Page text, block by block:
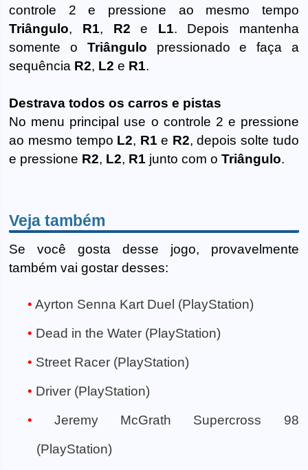
controle 2 e pressione ao mesmo tempo
Triângulo, R1, R2 e L1. Depois mantenha
somente o Triângulo pressionado e faça a
sequência R2, L2 e R1.
Destrava todos os carros e pistas
No menu principal use o controle 2 e pressione
ao mesmo tempo L2, R1 e R2, depois solte tudo
e pressione R2, L2, R1 junto com oTriângulo.
Veja também
Se você gosta desse jogo, provavelmente
também vai gostar desses:
Ayrton Senna Kart Duel (PlayStation)
Dead in the Water (PlayStation)
Street Racer (PlayStation)
Driver (PlayStation)
Jeremy McGrath Supercross 98
(PlayStation)